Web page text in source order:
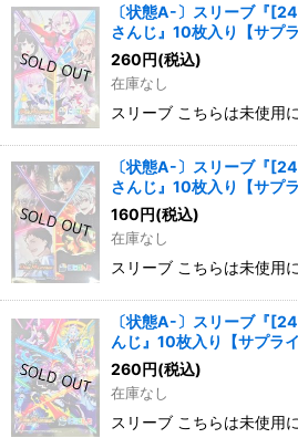
〔状態A-〕スリーブ『
さんじ』10枚入り【サプ
260円(税込)
在庫なし
スリーブ こちらは未使用
〔状態A-〕スリーブ『
さんじ』10枚入り【サプ
160円(税込)
在庫なし
スリーブ こちらは未使用
〔状態A-〕スリーブ『
んじ』10枚入り【サプラ
260円(税込)
在庫なし
スリーブ こちらは未使用